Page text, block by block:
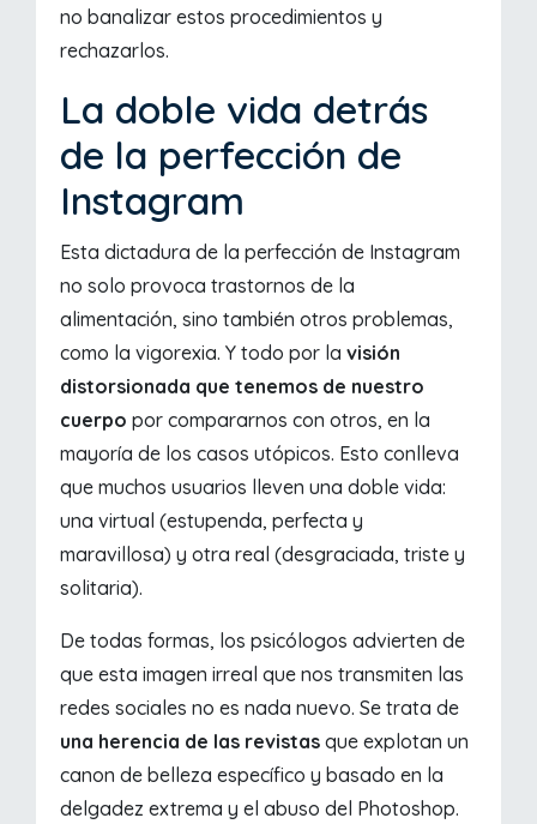
no banalizar estos procedimientos y
rechazarlos.
La doble vida detrás
de la perfección de
Instagram
Esta dictadura de la perfección de Instagram
no solo provoca trastornos de la
alimentación, sino también otros problemas,
como la vigorexia. Y todo por lavisión
distorsionada que tenemos de nuestro
cuerpo por compararnos con otros, en la
mayoría de los casos utópicos. Esto conlleva
que muchos usuarios lleven una doble vida:
una virtual (estupenda, perfecta y
maravillosa) y otra real (desgraciada, triste y
solitaria).
De todas formas, los psicólogos advierten de
que esta imagen irreal que nos transmiten las
redes sociales no es nada nuevo. Se trata de
una herencia de las revistas que explotan un
canon de belleza específico y basado en la
delgadez extrema y el abuso del Photoshop.